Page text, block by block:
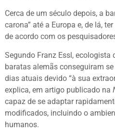
Cerca de um século depois, a
carona” até a Europa e, de lá,
de acordo com os
Segundo Franz Essl, ecologista
baratas alemãs conseguiram
dias atuais devido “à sua
explica, em artigo publicado na
capaz de se adaptar
modificados, incluindo o
humanos.